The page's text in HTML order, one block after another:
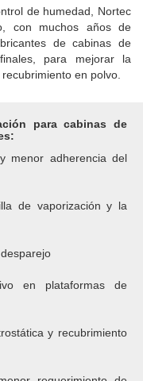
de humedad, Nortec
con muchos años de
de cabinas de
para mejorar la
en polvo.
para cabinas de
menor adherencia del
de vaporización y la
en plataformas de
y recubrimiento